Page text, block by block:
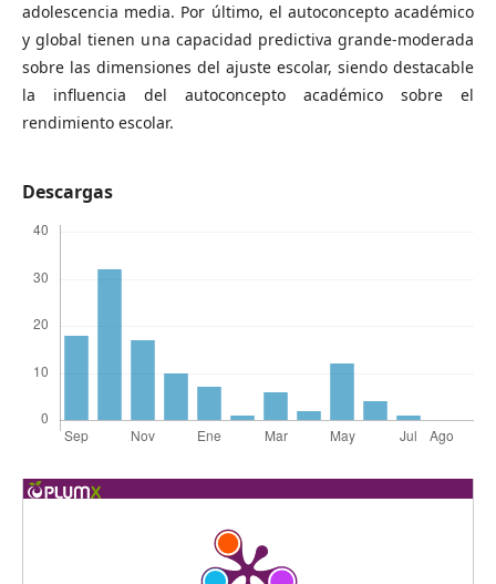
adolescencia media. Por último, el autoconcepto académico
y global tienen una capacidad predictiva grande-moderada
sobre las dimensiones del ajuste escolar, siendo destacable
la influencia del autoconcepto académico sobre el
rendimiento escolar.
Descargas